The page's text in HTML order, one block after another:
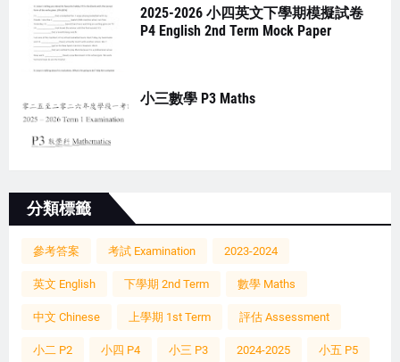
2025-2026 小四英文下學期模擬試卷
P4 English 2nd Term Mock Paper
小三數學 P3 Maths
分類標籤
參考答案 考試 Examination 2023-2024
英文 English 下學期 2nd Term 數學 Maths
中文 Chinese 上學期 1st Term 評估 Assessment
小二 P2 小四 P4 小三 P3 2024-2025 小五 P5